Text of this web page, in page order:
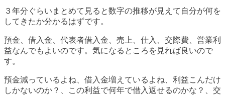
３年分ぐらいまとめて見ると数字の推移が見えて自分が何を
してきたか分かるはずです。
預金、借入金、代表者借入金、売上、仕入、交際費、営業利
益なんでもよいのです。気になるところを見れば良いので
す。
預金減っているよね、借入金増えているよね、利益こんだけ
しかないのか？、この利益で何年で借入返せるのかな？、交